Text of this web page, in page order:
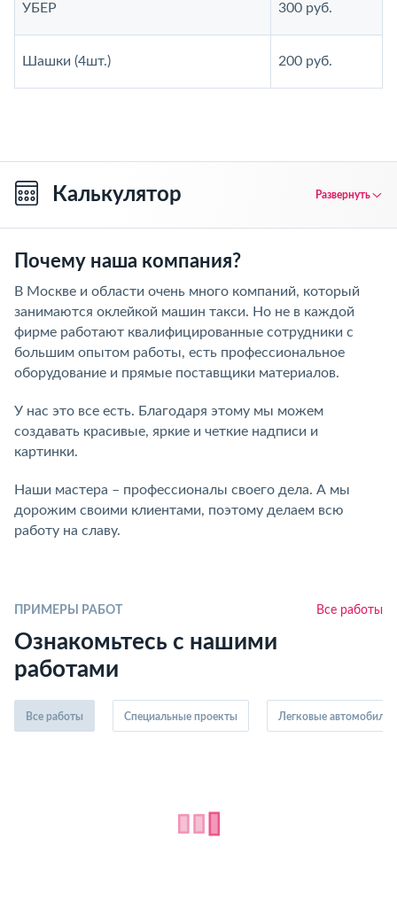
УБЕР 300 руб.
Шашки (4шт.) 200 руб.
Калькулятор Развернуть
Почему наша компания?
В Москве и области очень много компаний, который
занимаются оклейкой машин такси. Но не в каждой
фирме работают квалифицированные сотрудники с
большим опытом работы, есть профессиональное
оборудование и прямые поставщики материалов.
У нас это все есть. Благодаря этому мы можем
создавать красивые, яркие и четкие надписи и
картинки.
Наши мастера – профессионалы своего дела. А мы
дорожим своими клиентами, поэтому делаем всю
работу на славу.
ПРИМЕРЫ РАБОТ Все работы
Ознакомьтесь с нашими
работами
Все работы Специальные проекты Легковые автомобили